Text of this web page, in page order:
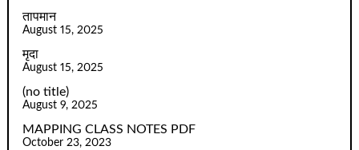
तापमान
August 15, 2025
मृदा
August 15, 2025
(no title)
August 9, 2025
MAPPING CLASS NOTES PDF
October 23, 2023